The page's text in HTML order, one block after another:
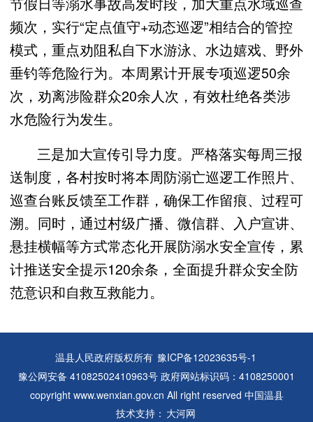
频次，实行“定点值守+动态巡逻”相结合的管控
模式，重点劝阻私自下水游泳、水边嬉戏、野外
垂钓等危险行为。本周累计开展专项巡逻50余
次，劝离涉险群众20余人次，有效杜绝各类涉
水危险行为发生。
三是加大宣传引导力度。严格落实每周三报
送制度，各村按时将本周防溺亡巡逻工作照片、
巡查台账反馈至工作群，确保工作留痕、过程可
溯。同时，通过村级广播、微信群、入户宣讲、
悬挂横幅等方式常态化开展防溺水安全宣传，累
计推送安全提示120余条，全面提升群众安全防
范意识和自救互救能力。
温县人民政府版权所有 豫ICP备12023635号-1
豫公网安备 41082502410963号 政府网站标识码：4108250001
copyright www.wenxian.gov.cn All right reserved 中国温县
技术支持： 大河网